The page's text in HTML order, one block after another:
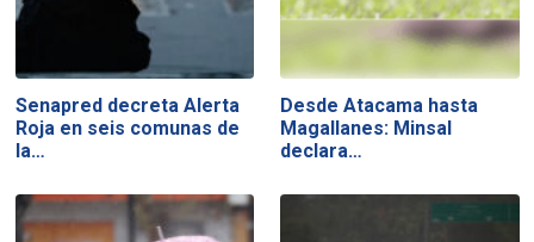
Senapred decreta Alerta
Roja en seis comunas de
la…
Desde Atacama hasta
Magallanes: Minsal
declara…